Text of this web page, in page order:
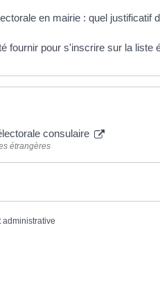
en mairie : quel justificatif
fournir pour s'inscrire sur la liste
consulaire
étrangères
administrative